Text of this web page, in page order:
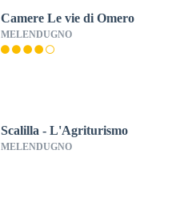
Camere Le vie di Omero
MELENDUGNO
Scalilla - L'Agriturismo
MELENDUGNO